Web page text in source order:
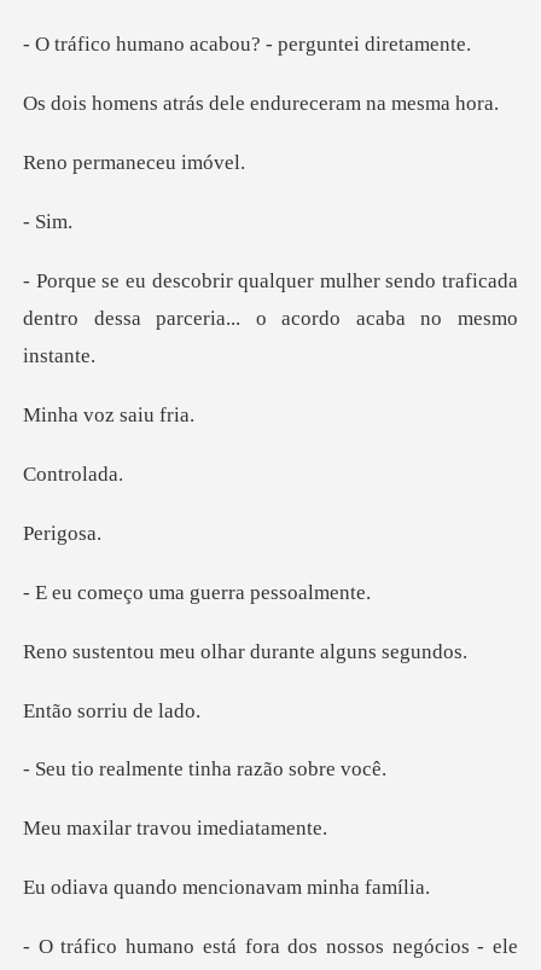
o acabou? - pergu
rás dele endurece
rmanece
Si
er sendo traficada
dentro dessa parcer
voz sa
tro
igo
o uma guerra
eu olhar durante
orriu d
mente tinha ra
travou ime
do mencionavam
cios - ele